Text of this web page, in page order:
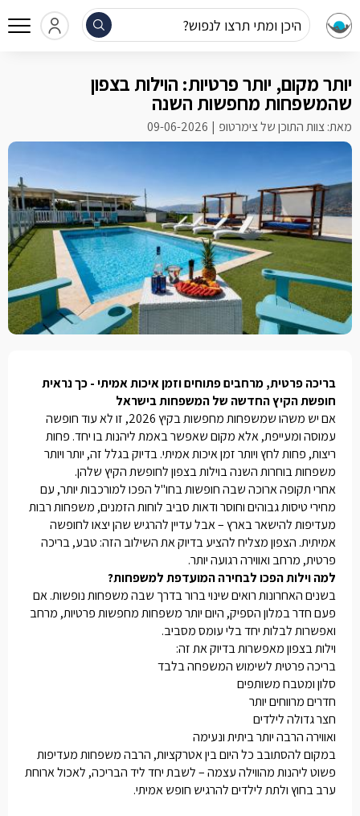
היכן ומתי תרצו לנפוש?
יותר מקום, יותר פרטיות: הוילות בצפון
שהמשפחות מחפשות השנה
מאת: צוות התוכן של צימרטופ 09-06-2026
בריכה פרטית, מרחבים פתוחים וזמן איכות אמיתי - כך נראית
חופשת הקיץ החדשה של המשפחות בישראל
אם יש משהו שמשפחות מחפשות בקיץ 2026, זו לא עוד חופשה
עמוסה ומעייפת, אלא מקום שאפשר באמת ליהנות בו יחד. פחות
ריצות, פחות לחץ ויותר זמן איכות אמיתי. בדיוק בגלל זה, יותר ויותר
משפחות בוחרות השנה בוילות בצפון לחופשת הקיץ שלהן.
אחרי תקופה ארוכה שבה חופשות בחו"ל הפכו למורכבות יותר, עם
מחירי טיסות גבוהים וחוסר ודאות סביב לוחות הזמנים, משפחות רבות
מעדיפות להישאר בארץ – אבל עדיין להרגיש שהן יצאו לחופשה
אמיתית. הצפון מצליח להציע בדיוק את השילוב הזה: טבע, בריכה
פרטית, מרחב ואווירה רגועה יותר.
למה וילות הפכו לבחירה המועדפת למשפחות?
בשנים האחרונות רואים שינוי ברור בדרך שבה משפחות נופשות. אם
פעם חדר במלון הספיק, היום יותר משפחות מחפשות פרטיות, מרחב
ואפשרות לבלות יחד בלי עומס מסביב.
וילות בצפון מאפשרות בדיוק את זה:
בריכה פרטית לשימוש המשפחה בלבד
סלון ומטבח משותפים
חדרים מרווחים יותר
חצר גדולה לילדים
ואווירה הרבה יותר ביתית ונעימה
במקום להסתובב כל היום בין אטרקציות, הרבה משפחות מעדיפות
פשוט ליהנות מהווילה עצמה – לשבת יחד ליד הבריכה, לאכול ארוחת
ערב בחוץ ולתת לילדים להרגיש חופש אמיתי.